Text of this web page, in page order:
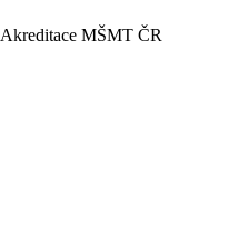
Akreditace MŠMT ČR